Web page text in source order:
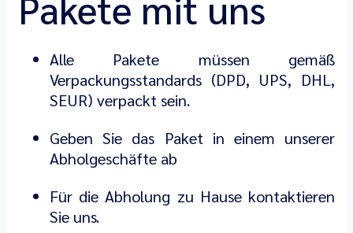
Alle Pakete müssen gemäß
Verpackungsstandards (DPD, UPS, DHL,
SEUR) verpackt sein.
Geben Sie das Paket in einem unserer
Abholgeschäfte ab
Für die Abholung zu Hause kontaktieren
Sie uns.